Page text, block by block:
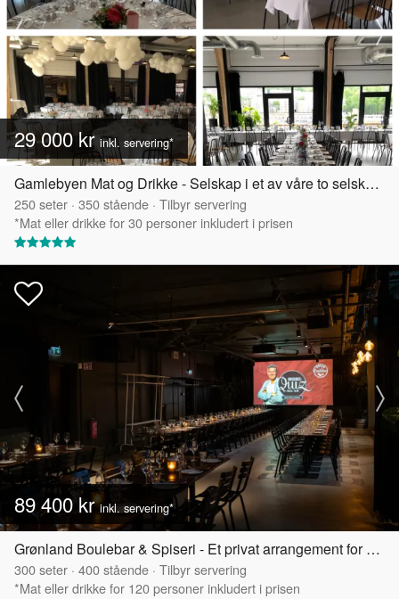
29 000 krinkl. servering*
Gamlebyen Mat og Drikke - Selskap i et av våre to selskapslokaler
250seter · 350stående · Tilbyr servering
*Mat eller drikke for 30 personer inkludert i prisen
89 400 krinkl. servering*
Grønland Boulebar & Spiseri - Et privat arrangement for stor gruppe!
300seter · 400stående · Tilbyr servering
*Mat eller drikke for 120 personer inkludert i prisen